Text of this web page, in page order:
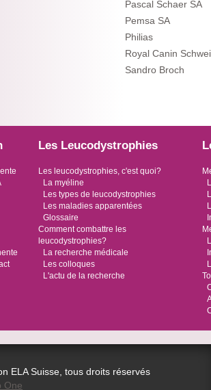
Pascal Schaer SA
Pemsa SA
Philias
Royal Canin
Sandro Broch
Les Leucodystrophies
Les leucodystrophies, c'est quoi?
La myéline
Les types de leucodystrophies
Les maladies apparentées
Glossaire
Comment combattre les
leucodystrophies?
La recherche médicale
Les colloques
L'actu de la recherche
ELA Suisse, tous droits réservés
One